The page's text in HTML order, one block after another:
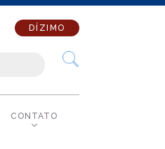
DÍZIMO
CONTATO